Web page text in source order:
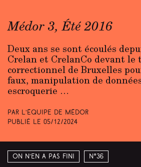
Médor 3, Été 2016
Deux ans se sont écoulés
Crelan et CrelanCo devant
correctionnel de Bruxelles
faux, manipulation de
escroquerie …
Par L’équipe de Médor
Publié le 05/12/2024
On n’en a pas fini N°36